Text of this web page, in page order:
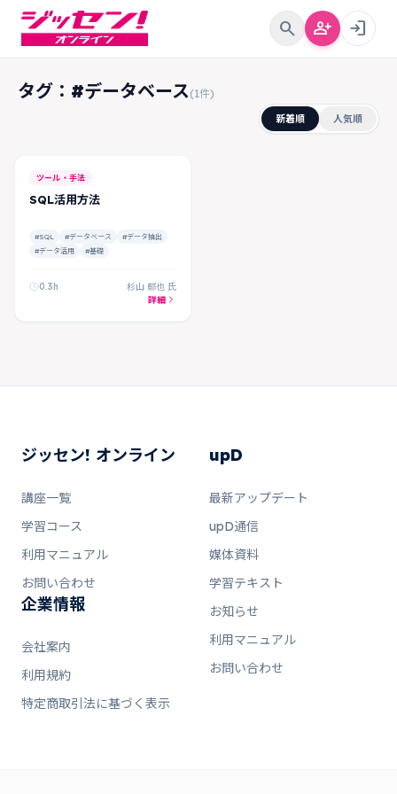
search person_add login
タグ：#データベース(1件)
新着順 人気順
ツール・手法
SQL活用方法
#SQL #データベース
#データ抽出
#データ活用
#基礎
0.3h
杉山 郁也 氏
詳細
ジッセン! オンライン
講座一覧
学習コース
利用マニュアル
お問い合わせ
企業情報
会社案内
利用規約
特定商取引法に基づく表示
upD
最新アップデート
upD通信
媒体資料
学習テキスト
お知らせ
利用マニュアル
お問い合わせ